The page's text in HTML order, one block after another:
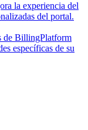
la experiencia del
del portal.
de BillingPlatform
específicas de su